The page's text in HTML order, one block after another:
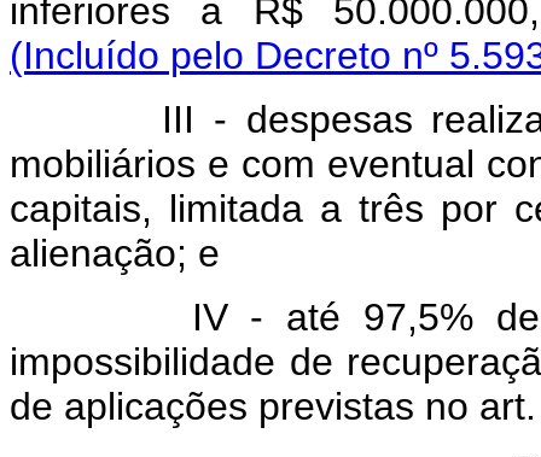
inferiores a R$
(Incluído pelo Decreto nº
III - despesas
mobiliários e com eventual
capitais, limitada a três por
alienação; e
IV - até 97,5% de
impossibilidade de
de aplicações previstas no